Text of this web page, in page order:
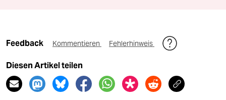
Feedback Kommentieren Fehlerhinweis
Diesen Artikel teilen